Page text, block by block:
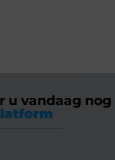
u vandaag